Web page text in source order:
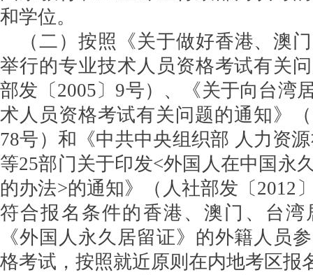
和学位。
（二）按照《关于做好香港、澳
举行的专业技术人员资格考试有关
部发〔2005〕9号）、《关于向台湾
术人员资格考试有关问题的通知》
78号）和《中共中央组织部 人力资
等25部门关于印发<外国人在中国永
的办法>的通知》（人社部发〔2012
符合报名条件的香港、澳门、台
《外国人永久居留证》的外籍人员
格考试，按照就近原则在内地考区报